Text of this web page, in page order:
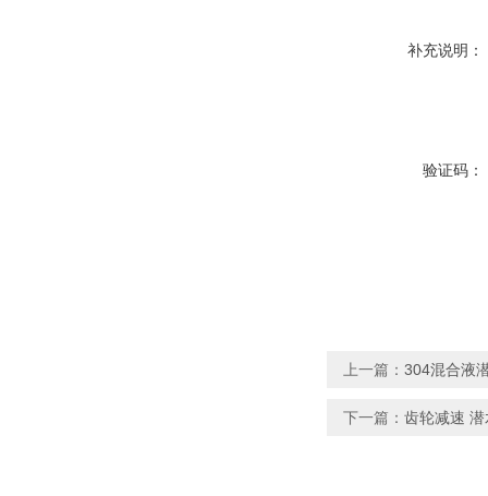
补充说明：
验证码：
上一篇： 304混合液
下一篇： 齿轮减速